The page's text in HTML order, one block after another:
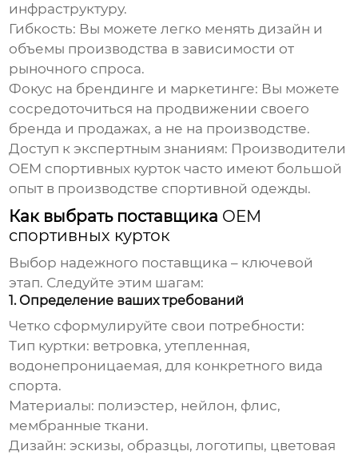
инфраструктуру.
Гибкость: Вы можете легко менять дизайн и
объемы производства в зависимости от
рыночного спроса.
Фокус на брендинге и маркетинге: Вы можете
сосредоточиться на продвижении своего
бренда и продажах, а не на производстве.
Доступ к экспертным знаниям: Производители
OEM спортивных курток часто имеют большой
опыт в производстве спортивной одежды.
Как выбрать поставщика OEM
спортивных курток
Выбор надежного поставщика – ключевой
этап. Следуйте этим шагам:
1. Определение ваших требований
Четко сформулируйте свои потребности:
Тип куртки: ветровка, утепленная,
водонепроницаемая, для конкретного вида
спорта.
Материалы: полиэстер, нейлон, флис,
мембранные ткани.
Дизайн: эскизы, образцы, логотипы, цветовая